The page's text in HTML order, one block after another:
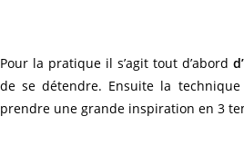
Pour la pratique il s’agit tout d’abord
de se détendre. Ensuite la
prendre une grande inspiration en 3